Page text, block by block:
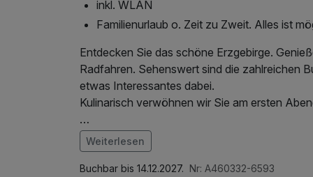
inkl. WLAN
Familienurlaub o. Zeit zu Zweit. Alles ist
Entdecken Sie das schöne Erzgebirge.
Radfahren. Sehenswert sind die zahlreichen
etwas Interessantes dabei.
Kulinarisch verwöhnen wir Sie am ersten
Jeden Morgen genießen Sie unser
Im Angebot enthalten
1 Flasche Mineralwasser, Parkplatz, W-LAN
Weiterlesen
Buchbar bis 14.12.2027. Nr: A460332-6593